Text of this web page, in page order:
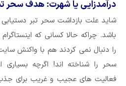
درآمدزایی یا شهرت: هدف سحر
شاید علت بازداشت سحر تبر
باشد. چراکه حالا کسانی که
را دنبال نمی کردند هم با واکنش
سحر را شناخته اند! اگرچه بسیاری
فعالیت های عجیب و غریب برای جذب